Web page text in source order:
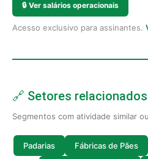
🔒 Ver salários operacionais
Acesso exclusivo para assinantes.
🔗 Setores relacionados
Segmentos com atividade similar
Padarias Fábricas de Pães